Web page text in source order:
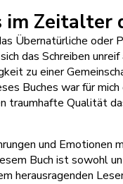
im
Übernatürliche oder
das Schreiben
zu einer
Buches war für
Qualität
und Emotionen
Buch ist sowohl
herausragenden